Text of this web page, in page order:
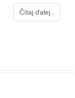
Čítaj ďalej..